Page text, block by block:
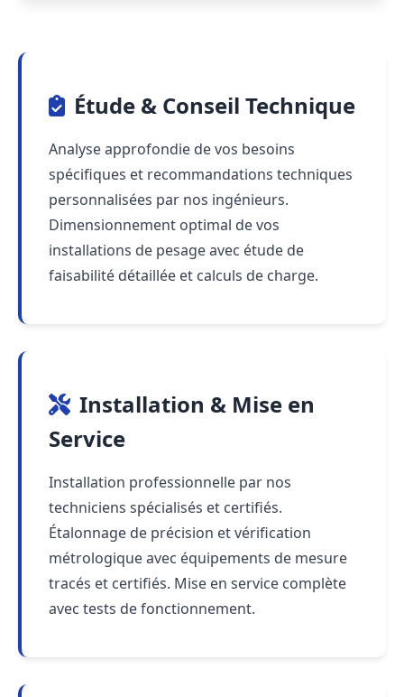
Étude & Conseil Technique
Analyse approfondie de vos besoins
spécifiques et recommandations techniques
personnalisées par nos ingénieurs.
Dimensionnement optimal de vos
installations de pesage avec étude de
faisabilité détaillée et calculs de charge.
Installation & Mise en
Service
Installation professionnelle par nos
techniciens spécialisés et certifiés.
Étalonnage de précision et vérification
métrologique avec équipements de mesure
tracés et certifiés. Mise en service complète
avec tests de fonctionnement.